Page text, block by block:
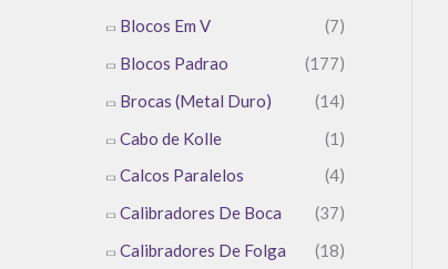
Blocos Em V
(7)
Blocos Padrao
(177)
Brocas (Metal Duro)
(14)
Cabo de Kolle
(1)
Calcos Paralelos
(4)
Calibradores De Boca
(37)
Calibradores De Folga
(18)